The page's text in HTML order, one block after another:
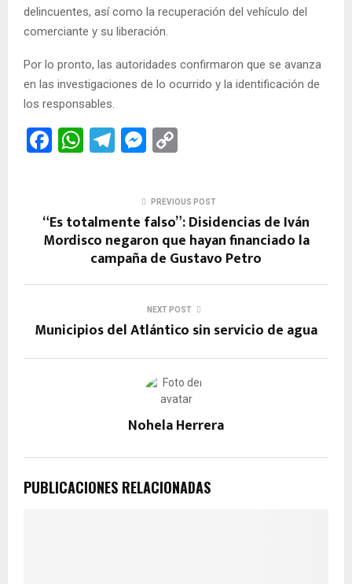
delincuentes, así como la recuperación del vehículo del
comerciante y su liberación.
Por lo pronto, las autoridades confirmaron que se avanza
en las investigaciones de lo ocurrido y la identificación de
los responsables.
F
b
o
k
W
s
A
p
p
T
gr
a
m
M
n
g
er
Li
n
k
PREVIOUS POST
“Es totalmente falso”: Disidencias de Iván
Mordisco negaron que hayan financiado la
campaña de Gustavo Petro
NEXT POST
Municipios del Atlántico sin servicio de agua
Nohela Herrera
PUBLICACIONES RELACIONADAS